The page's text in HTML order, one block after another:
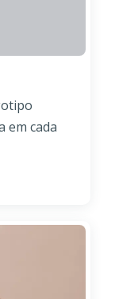
em cada